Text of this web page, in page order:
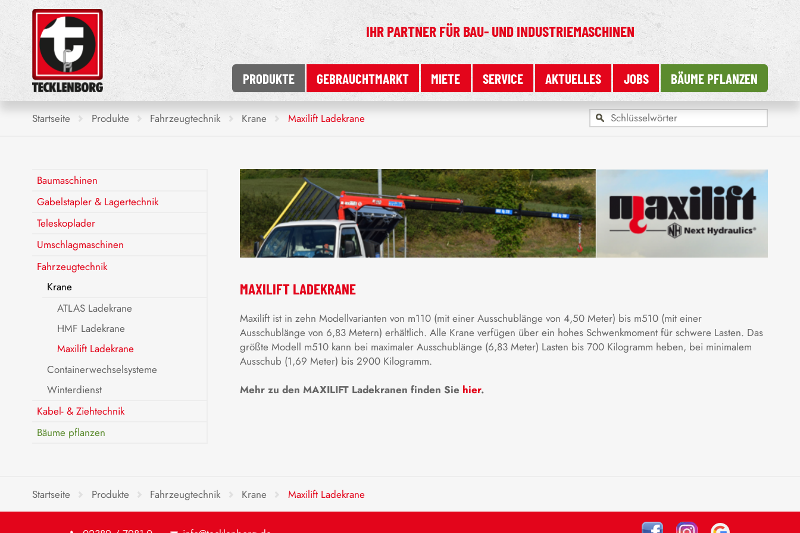
PRODUKTE GEBRAUCHTMARKT MIETE SERVICE AKTUELLES JOBS BÄUME PFLANZEN
IHR PARTNER FÜRBAU- UND INDUSTRIEMASCHINEN
Startseite Produkte Fahrzeugtechnik Krane Maxilift Ladekrane
MAXILIFT LADEKRANE
Maxilift ist in zehn Modellvarianten von m110 (mit einer Ausschublänge von 4,50 Meter) bis m510 (mit einer
Ausschublänge von 6,83 Metern) erhältlich. Alle Krane verfügen über ein hohes Schwenkmoment für schwere Lasten. Das
größte Modell m510 kann bei maximaler Ausschublänge (6,83 Meter) Lasten bis 700 Kilogramm heben, bei minimalem
Ausschub (1,69 Meter) bis 2900 Kilogramm.
Mehr zu den MAXILIFT Ladekranen finden Sie hier.
Baumaschinen
Gabelstapler & Lagertechnik
Teleskoplader
Umschlagmaschinen
Fahrzeugtechnik
Krane
ATLAS Ladekrane
HMF Ladekrane
Maxilift Ladekrane
Containerwechselsysteme
Winterdienst
Kabel- & Ziehtechnik
Bäume pflanzen
Startseite Produkte Fahrzeugtechnik Krane Maxilift Ladekrane